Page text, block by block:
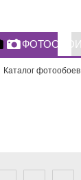
Каталог фотообоев